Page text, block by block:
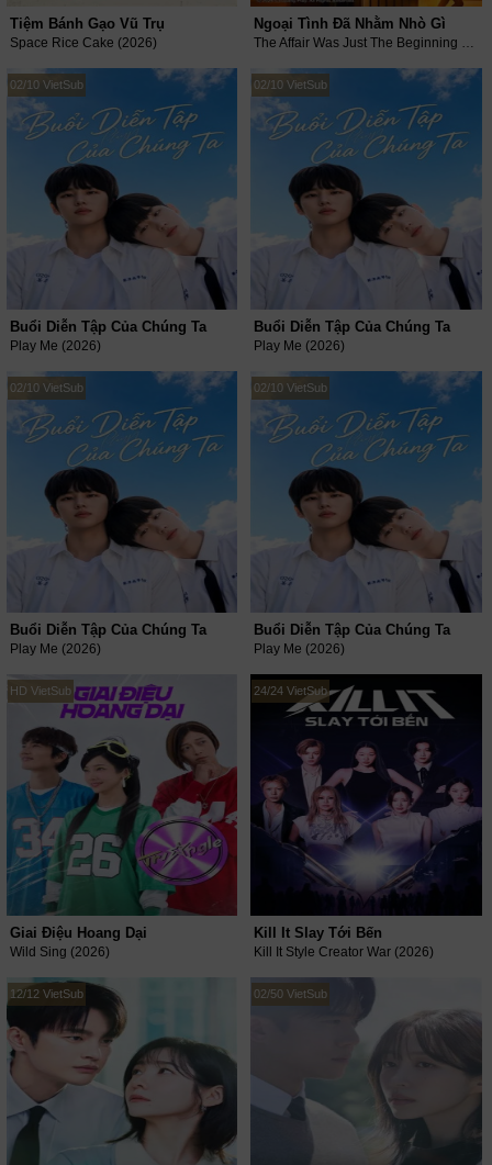
Tiệm Bánh Gạo Vũ Trụ
Space Rice Cake (2026)
Ngoại Tình Đã Nhằm Nhò Gì
The Affair Was Just The Beginning (2026)
02/10 VietSub
Buổi Diễn Tập Của Chúng Ta
Play Me (2026)
02/10 VietSub
Buổi Diễn Tập Của Chúng Ta
Play Me (2026)
02/10 VietSub
Buổi Diễn Tập Của Chúng Ta
Play Me (2026)
02/10 VietSub
Buổi Diễn Tập Của Chúng Ta
Play Me (2026)
HD VietSub
Giai Điệu Hoang Dại
Wild Sing (2026)
24/24 VietSub
Kill It Slay Tới Bến
Kill It Style Creator War (2026)
12/12 VietSub 02/50 VietSub